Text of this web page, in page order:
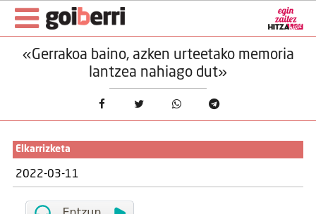
«Gerrakoa baino, azken urteetako memoria
lantzea nahiago dut»
Elkarrizketa
2022-03-11